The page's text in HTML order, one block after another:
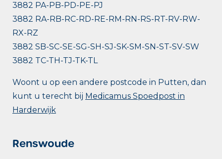
3882 PA-PB-PD-PE-PJ
3882 RA-RB-RC-RD-RE-RM-RN-RS-RT-RV-RW-
RX-RZ
3882 SB-SC-SE-SG-SH-SJ-SK-SM-SN-ST-SV-SW
3882 TC-TH-TJ-TK-TL
Woont u op een andere postcode in Putten, dan
kunt u terecht bij Medicamus Spoedpost in
Harderwijk
Renswoude